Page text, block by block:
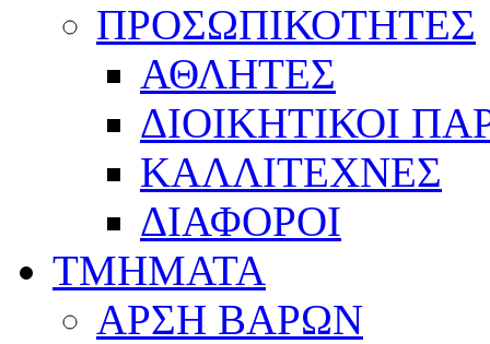
ΠΡΟΣΩΠΙΚΟΤΗΤΕΣ
ΑΘΛΗΤΕΣ
ΔΙΟΙΚΗΤΙΚΟΙ
ΚΑΛΛΙΤΕΧΝΕΣ
ΔΙΑΦΟΡΟΙ
ΤΜΗΜΑΤΑ
ΑΡΣΗ ΒΑΡΩΝ